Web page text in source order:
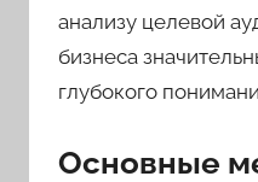
анализу целевой
бизнеса
глубокого
Основные